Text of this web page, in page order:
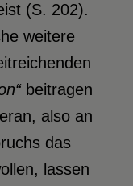
(S. 202).
weitere
“beitragen
also an
das
lassen